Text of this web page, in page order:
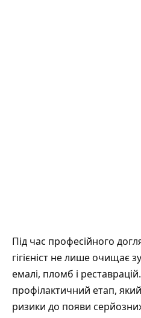
Під час професійного
гігієніст не лише очищає
емалі, пломб і
профілактичний етап,
ризики до появи